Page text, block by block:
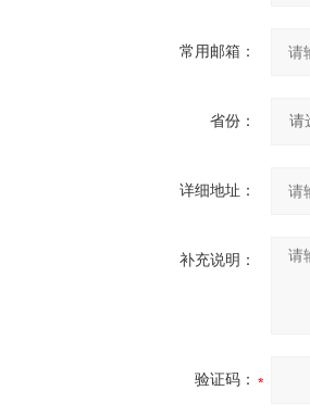
常用邮箱：
省份：
详细地址：
补充说明：
验证码：